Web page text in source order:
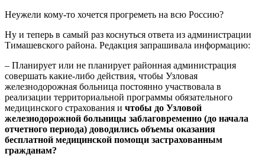
Неужели кому-то хочется прогреметь на всю Россию?
Ну и теперь в самый раз коснуться ответа из администрации
Тимашевского района. Редакция запрашивала информацию:
– Планирует или не планирует районная администрация
совершать какие-либо действия, чтобы Узловая
железнодорожная больница постоянно участвовала в
реализации территориальной программы обязательного
медицинского страхования и чтобы до Узловой
железнодорожной больницы заблаговременно (до начала
отчетного периода) доводились объемы оказания
бесплатной медицинской помощи застрахованным
гражданам?